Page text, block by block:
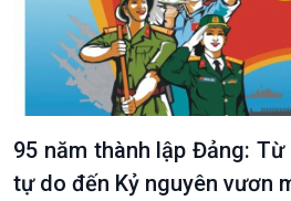
Thanh âm ký sự
Chân dung cuộc sống
Các chương trình đặc biệt
95 năm thành lập Đảng:
tự do đến Kỷ nguyên vươn